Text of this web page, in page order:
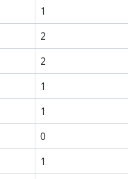
1
2
2
1
1
0
1